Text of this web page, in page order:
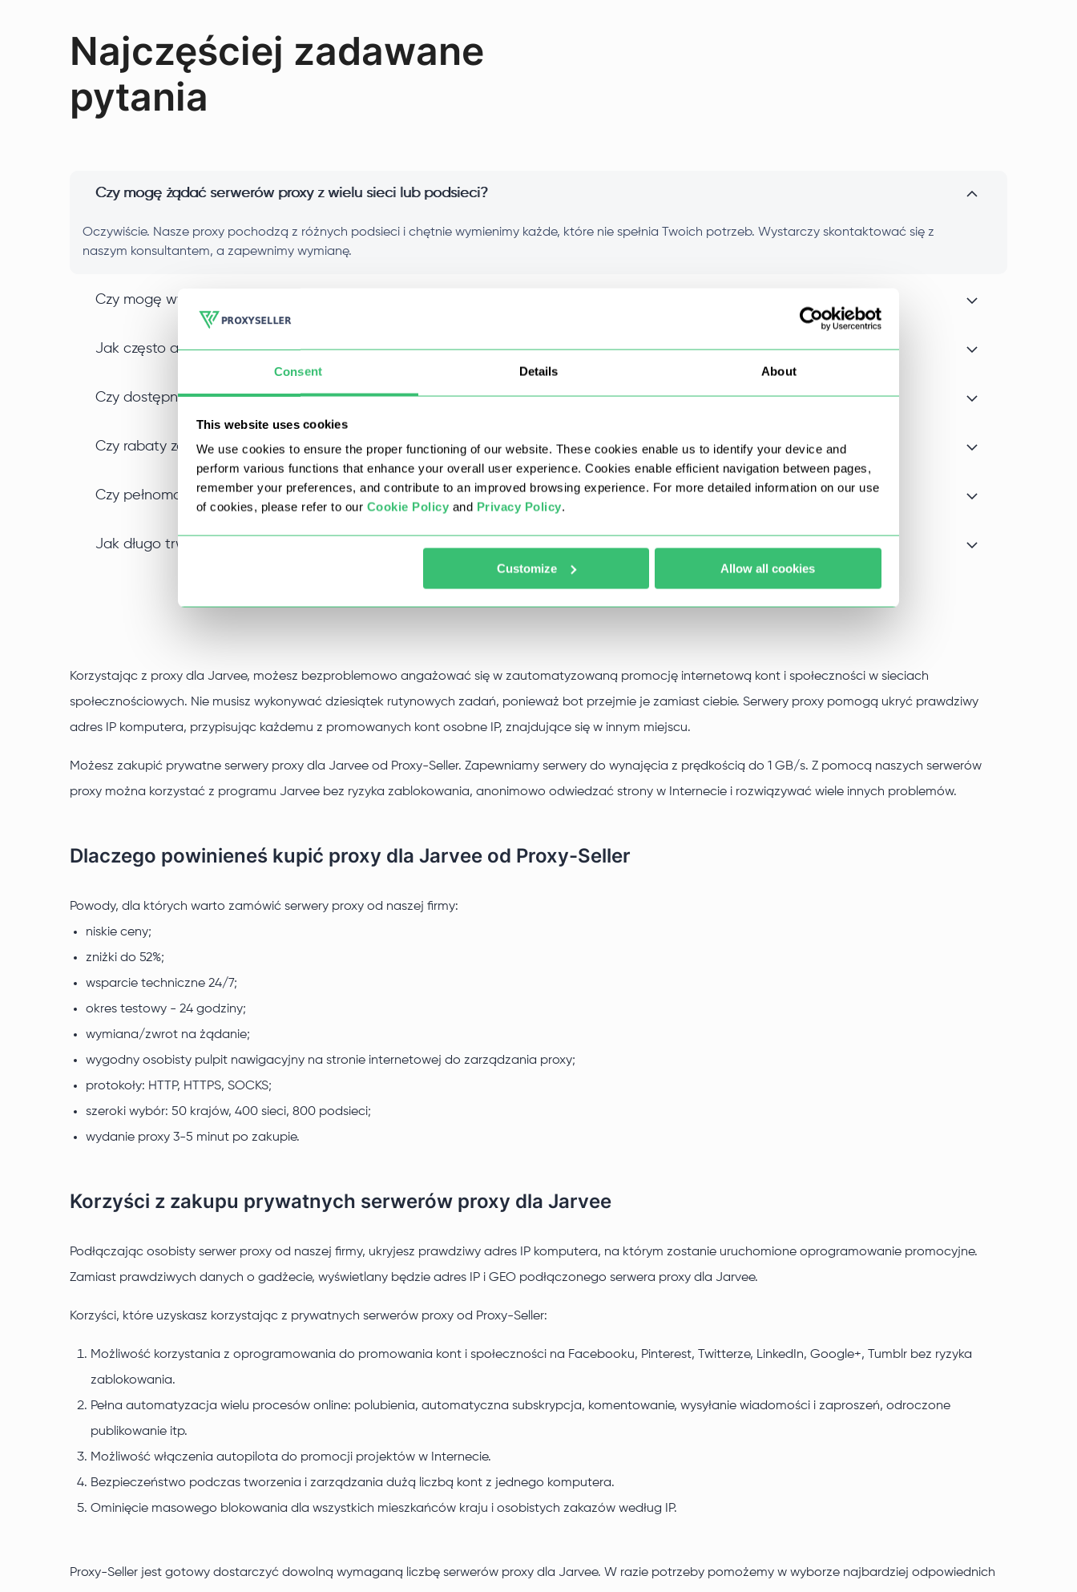
Consent Details About
This website uses cookies
We use cookies to ensure the proper functioning of our website. These cookies enable us to identify your device and
perform various functions that enhance your overall user experience. Cookies enable efficient navigation between pages,
remember your preferences, and contribute to an improved browsing experience. For more detailed information on our use
of cookies, please refer to our Cookie Policy and Privacy Policy.
Customize Allow all cookies
Najczęściej zadawane
pytania
Czy mogę żądać serwerów proxy z wielu sieci lub podsieci?
Oczywiście. Nasze proxy pochodzą z różnych podsieci i chętnie wymienimy każde, które nie spełnia Twoich potrzeb. Wystarczy skontaktować się z
naszym konsultantem, a zapewnimy wymianę.
Czy mogę wybrać pełnomocników na podstawie określonego miasta lub stanu/regionu?
Jak często aktualizujesz swoje serwery proxy?
Czy dostępne są zastępstwa proxy, jeśli zapłacę za kilka miesięcy?
Czy rabaty za dłuższe okresy użytkowania i większe ilości sumują się?
Czy pełnomocnicy są współdzieleni czy indywidualni?
Jak długo trwa otrzymywanie pełnomocnictw po dokonaniu płatności?
Korzystając z proxy dla Jarvee, możesz bezproblemowo angażować się w zautomatyzowaną promocję internetową kont i społeczności w sieciach
społecznościowych. Nie musisz wykonywać dziesiątek rutynowych zadań, ponieważ bot przejmie je zamiast ciebie. Serwery proxy pomogą ukryć prawdziwy
adres IP komputera, przypisując każdemu z promowanych kont osobne IP, znajdujące się w innym miejscu.
Możesz zakupić prywatne serwery proxy dla Jarvee od Proxy-Seller. Zapewniamy serwery do wynajęcia z prędkością do 1 GB/s. Z pomocą naszych serwerów
proxy można korzystać z programu Jarvee bez ryzyka zablokowania, anonimowo odwiedzać strony w Internecie i rozwiązywać wiele innych problemów.
Dlaczego powinieneś kupić proxy dla Jarvee od Proxy-Seller
Powody, dla których warto zamówić serwery proxy od naszej firmy:
niskie ceny;
zniżki do 52%;
wsparcie techniczne 24/7;
okres testowy - 24 godziny;
wymiana/zwrot na żądanie;
wygodny osobisty pulpit nawigacyjny na stronie internetowej do zarządzania proxy;
protokoły: HTTP, HTTPS, SOCKS;
szeroki wybór: 50 krajów, 400 sieci, 800 podsieci;
wydanie proxy 3-5 minut po zakupie.
Korzyści z zakupu prywatnych serwerów proxy dla Jarvee
Podłączając osobisty serwer proxy od naszej firmy, ukryjesz prawdziwy adres IP komputera, na którym zostanie uruchomione oprogramowanie promocyjne.
Zamiast prawdziwych danych o gadżecie, wyświetlany będzie adres IP i GEO podłączonego serwera proxy dla Jarvee.
Korzyści, które uzyskasz korzystając z prywatnych serwerów proxy od Proxy-Seller:
Możliwość korzystania z oprogramowania do promowania kont i społeczności na Facebooku, Pinterest, Twitterze, LinkedIn, Google+, Tumblr bez ryzyka
zablokowania.
Pełna automatyzacja wielu procesów online: polubienia, automatyczna subskrypcja, komentowanie, wysyłanie wiadomości i zaproszeń, odroczone
publikowanie itp.
Możliwość włączenia autopilota do promocji projektów w Internecie.
Bezpieczeństwo podczas tworzenia i zarządzania dużą liczbą kont z jednego komputera.
Ominięcie masowego blokowania dla wszystkich mieszkańców kraju i osobistych zakazów według IP.
Proxy-Seller jest gotowy dostarczyć dowolną wymaganą liczbę serwerów proxy dla Jarvee. W razie potrzeby pomożemy w wyborze najbardziej odpowiednich